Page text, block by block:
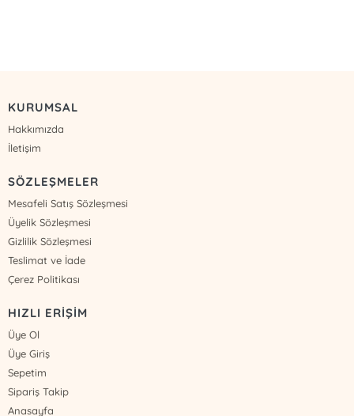
KURUMSAL
Hakkımızda
İletişim
SÖZLEŞMELER
Mesafeli Satış Sözleşmesi
Üyelik Sözleşmesi
Gizlilik Sözleşmesi
Teslimat ve İade
Çerez Politikası
HIZLI ERİŞİM
Üye Ol
Üye Giriş
Sepetim
Sipariş Takip
Anasayfa